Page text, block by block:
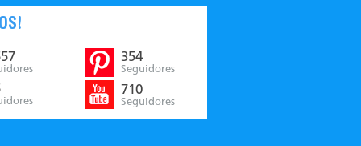
354
Seguidores
710
Seguidores